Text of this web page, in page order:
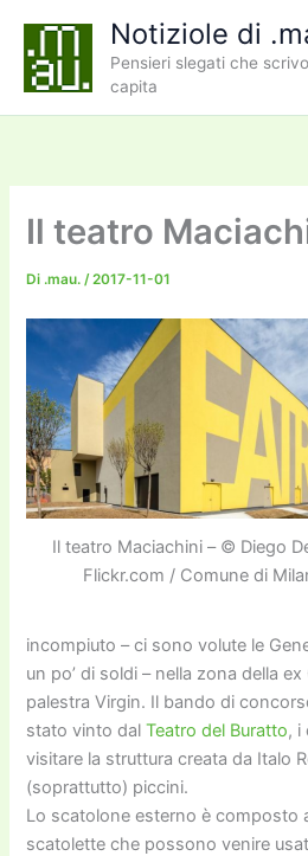
contenuto
Notiziole di
Pensieri slegati che
capita
Il teatro
Di .mau./2017-11-01
Il teatro Maciachini – © Diego
Flickr.com / Comune di
incompiuto – ci sono volute le
un po’ di soldi – nella zona della
palestra Virgin. Il bando di
stato vinto dalTeatro del Buratto, i
visitare la struttura creata da Italo
(soprattutto) piccini.
Lo scatolone esterno è composto
scatolette che possono venire